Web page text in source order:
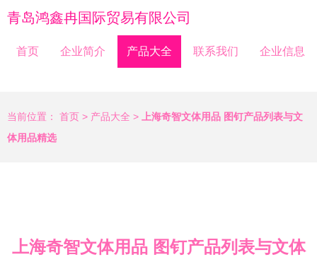
青岛鸿鑫冉国际贸易有限公司
首页 企业简介 产品大全 联系我们 企业信息
当前位置： 首页 > 产品大全 >
上海奇智文体用品 图钉产品列表与文
体用品精选
上海奇智文体用品 图钉产品列表与文体